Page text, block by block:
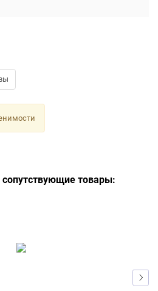
товары: